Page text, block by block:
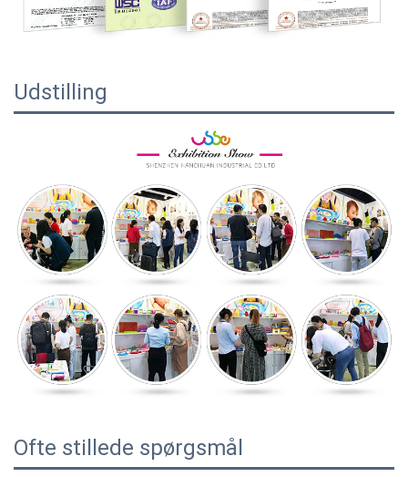
Udstilling
Ofte stillede spørgsmål